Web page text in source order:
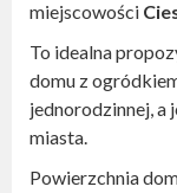
miejscowości
To idealna
domu z
jednorodzinnej, a
miasta.
Powierzchnia